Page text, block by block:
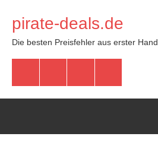
Inhalt
springen
pirate-deals.de
Die besten Preisfehler aus erster Hand